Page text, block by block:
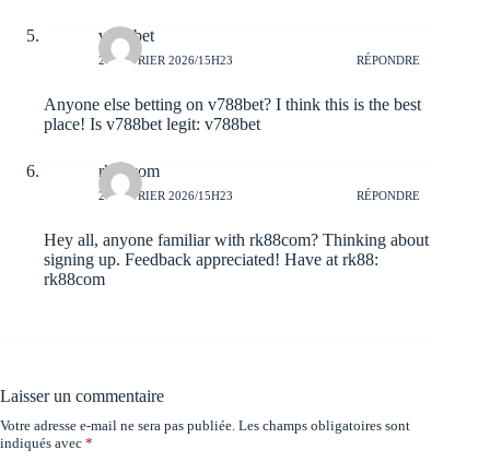
v788bet
24 FÉVRIER 2026/15H23 RÉPONDRE
Anyone else betting on v788bet? I think this is the best
place! Is v788bet legit: v788bet
rk88com
24 FÉVRIER 2026/15H23 RÉPONDRE
Hey all, anyone familiar with rk88com? Thinking about
signing up. Feedback appreciated! Have at rk88:
rk88com
Laisser un commentaire
Votre adresse e-mail ne sera pas publiée. Les champs obligatoires sont
indiqués avec *